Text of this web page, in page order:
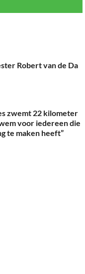
Robert van de Da
zwemt 22 kilometer
voor iedereen die
te maken heeft”